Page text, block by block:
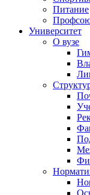
Питание
Университет
О вузе